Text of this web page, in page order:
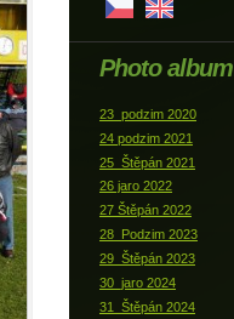
Photo album
23_podzim 2020
24 podzim 2021
25_Štěpán 2021
26 jaro 2022
27 Štěpán 2022
28_Podzim 2023
29_Štěpán 2023
30_jaro 2024
31_Štěpán 2024